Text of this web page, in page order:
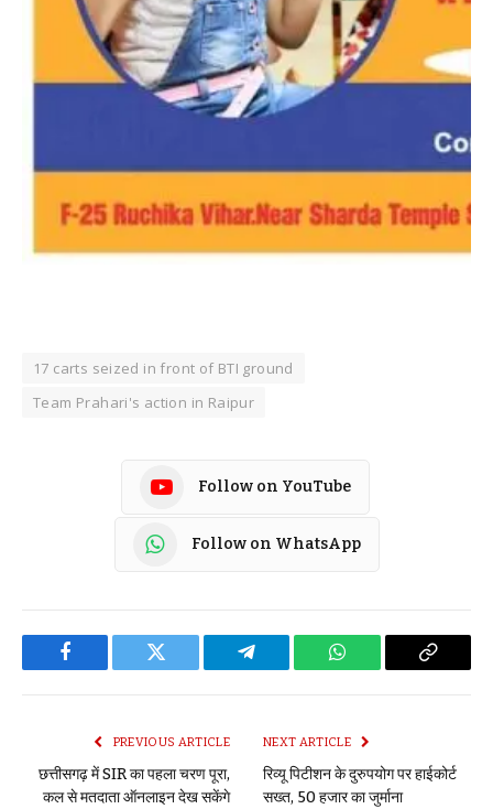
17 carts seized in front of BTI ground
Team Prahari's action in Raipur
Follow on YouTube
Follow on WhatsApp
Facebook Twitter Telegram WhatsApp Copy
PREVIOUS ARTICLE
छत्तीसगढ़ में SIR का पहला चरण पूरा,
कल से मतदाता ऑनलाइन देख सकेंगे
NEXT ARTICLE
रिव्यू पिटीशन के दुरुपयोग पर हाईकोर्ट
सख्त, 50 हजार का जुर्माना